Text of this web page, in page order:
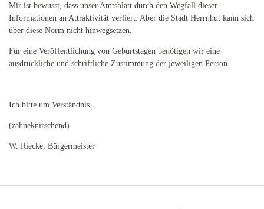
Mir ist bewusst, dass unser Amtsblatt durch den Wegfall dieser
Informationen an Attraktivität verliert. Aber die Stadt Herrnhut kann sich
über diese Norm nicht hinwegsetzen.
Für eine Veröffentlichung von Geburtstagen benötigen wir eine
ausdrückliche und schriftliche Zustimmung der jeweiligen Person.
Ich bitte um Verständnis.
(zähneknirschend)
W. Riecke, Bürgermeister